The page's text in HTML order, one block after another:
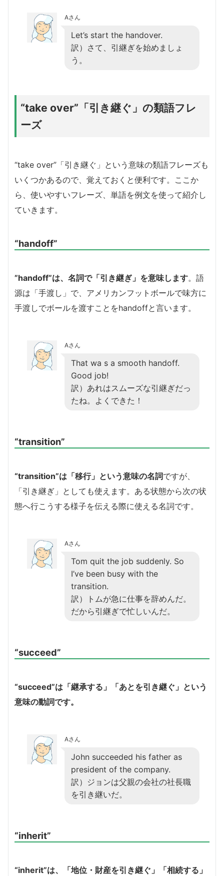
Aさん
Let’s start the handover.
訳）さて、引継ぎを始めましょ
う。
“take over”「引き継ぐ」の類語フレ
ーズ
“take over”「引き継ぐ」という意味の類語フレーズも
いくつかあるので、覚えておくと便利です。ここか
ら、使いやすいフレーズ、単語を例文を使って紹介し
ていきます。
“handoff”
”handoff”は、名詞で「引き継ぎ」を意味します。語
源は「手渡し」で、アメリカンフットボールで味方に
手渡しでボールを渡すことをhandoffと言います。
Aさん
That wa s a smooth handoff.
Good job!
訳）あれはスムーズな引継ぎだっ
たね。よくできた！
“transition”
“transition”は「移行」という意味の名詞ですが、
「引き継ぎ」としても使えます。ある状態から次の状
態へ行こうする様子を伝える際に使える名詞です。
Aさん
Tom quit the job suddenly. So
I’ve been busy with the
transition.
訳）トムが急に仕事を辞めんだ。
だから引継ぎで忙しいんだ。
“succeed”
“succeed”は「継承する」「あとを引き継ぐ」という
意味の動詞です。
Aさん
John succeeded his father as
president of the company.
訳）ジョンは父親の会社の社長職
を引き継いだ。
“inherit”
“inherit”は、「地位・財産を引き継ぐ」「相続する」